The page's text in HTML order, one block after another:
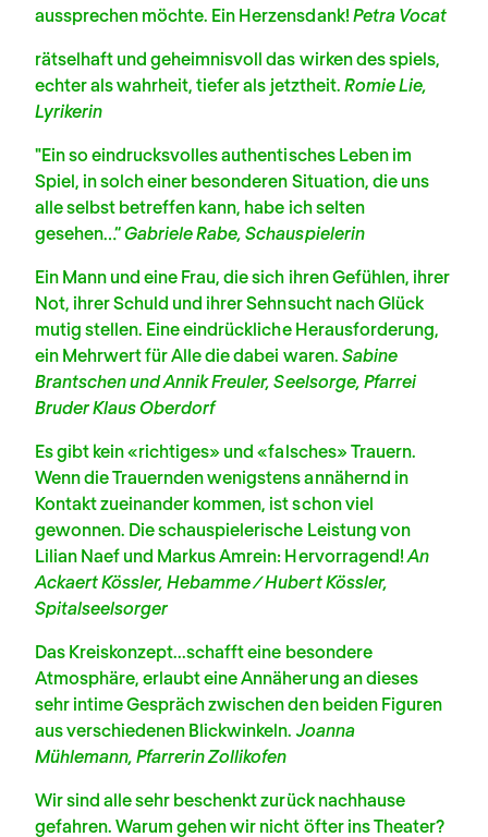
aussprechen möchte. Ein Herzensdank! Petra Vocat
rätselhaft und geheimnisvoll das wirken des spiels,
echter als wahrheit, tiefer als jetztheit. Romie Lie,
Lyrikerin
"Ein so eindrucksvolles authentisches Leben im
Spiel, in solch einer besonderen Situation, die uns
alle selbst betreffen kann, habe ich selten
gesehen…“Gabriele Rabe, Schauspielerin
Ein Mann und eine Frau, die sich ihren Gefühlen, ihrer
Not, ihrer Schuld und ihrer Sehnsucht nach Glück
mutig stellen. Eine eindrückliche Herausforderung,
ein Mehrwert für Alle die dabei waren. Sabine
Brantschen und Annik Freuler,Seelsorge, Pfarrei
Bruder Klaus Oberdorf
Es gibt kein «richtiges» und «falsches» Trauern.
Wenn die Trauernden wenigstens annähernd in
Kontakt zueinander kommen, ist schon viel
gewonnen. Die schauspielerische Leistung von
Lilian Naef und Markus Amrein: Hervorragend! An
Ackaert Kössler, Hebamme / Hubert Kössler,
Spitalseelsorger
Das Kreiskonzept...schafft eine besondere
Atmosphäre, erlaubt eine Annäherung an dieses
sehr intime Gespräch zwischen den beiden Figuren
aus verschiedenen Blickwinkeln. Joanna
Mühlemann, Pfarrerin Zollikofen
Wir sind alle sehr beschenkt zurück nachhause
gefahren. Warum gehen wir nicht öfter ins Theater?